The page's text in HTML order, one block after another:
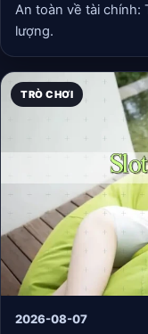
An toàn về tài chính:
lượng.
TRÒ CHƠI
2026-08-07